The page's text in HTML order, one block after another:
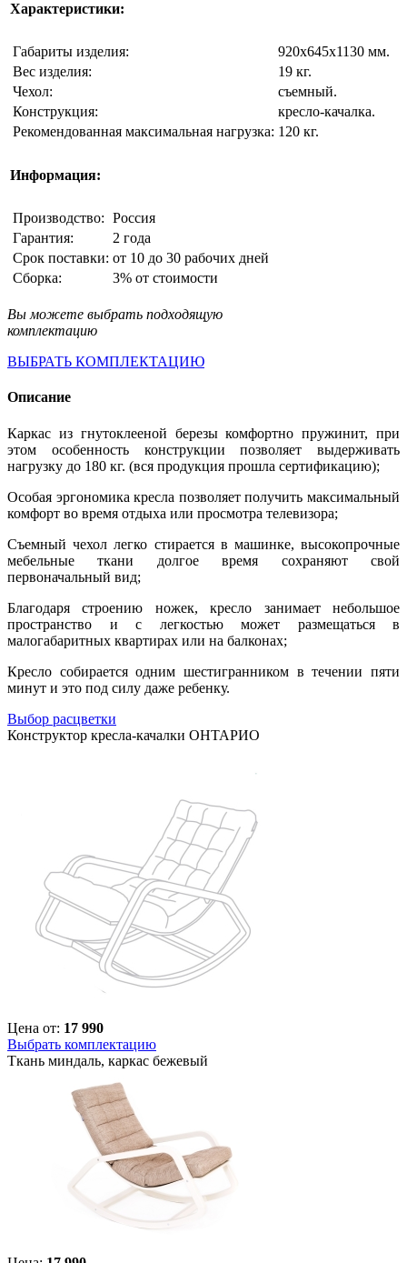
Характеристики:
Габариты изделия:
920х645х1130 мм.
Вес изделия:
19 кг.
Чехол:
съемный.
Конструкция:
кресло-качалка.
Рекомендованная максимальная нагрузка: 120 кг.
Информация:
Производство: Россия
Гарантия:
2 года
Срок поставки: от 10 до 30 рабочих дней
Сборка:
3% от стоимости
Вы можете выбрать подходящую
комплектацию
ВЫБРАТЬ КОМПЛЕКТАЦИЮ
Описание
Каркас из гнутоклееной березы комфортно пружинит, при
этом особенность конструкции позволяет выдерживать
нагрузку до 180 кг. (вся продукция прошла сертификацию);
Особая эргономика кресла позволяет получить максимальный
комфорт во время отдыха или просмотра телевизора;
Съемный чехол легко стирается в машинке, высокопрочные
мебельные ткани долгое время сохраняют свой
первоначальный вид;
Благодаря строению ножек, кресло занимает небольшое
пространство и с легкостью может размещаться в
малогабаритных квартирах или на балконах;
Кресло собирается одним шестигранником в течении пяти
минут и это под силу даже ребенку.
Выбор расцветки
Конструктор кресла-качалки ОНТАРИО
Цена от: 17 990
Выбрать комплектацию
Ткань миндаль, каркас бежевый